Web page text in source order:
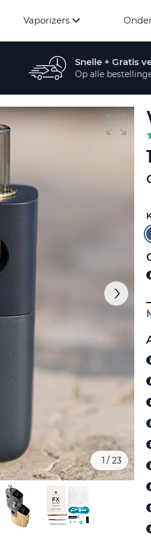
Vaporizers
Snelle + Gratis
Op alle
1 / 23